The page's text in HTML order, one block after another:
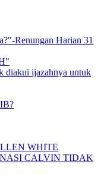
Renungan Harian 31
diakui ijazahnya untuk
WHITE
CALVIN TIDAK